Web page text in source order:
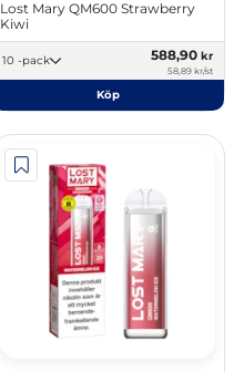
Lost Mary QM600 Strawberry
Kiwi
10 -pack 588,90 kr
58,89 kr/st
Köp